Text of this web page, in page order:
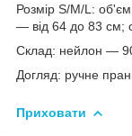
Розмір S/M/L:
— від 64 до 83 см;
Склад: нейлон —
Догляд: ручне
Приховати